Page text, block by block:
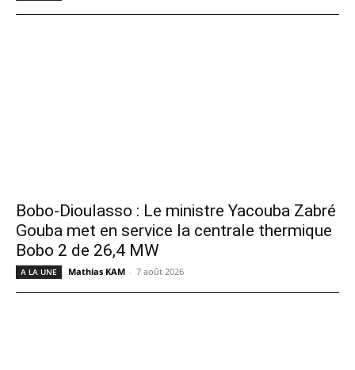
Bobo-Dioulasso : Le ministre Yacouba Zabré
Gouba met en service la centrale thermique
Bobo 2 de 26,4 MW
A LA UNE Mathias KAM - 7 août 2026